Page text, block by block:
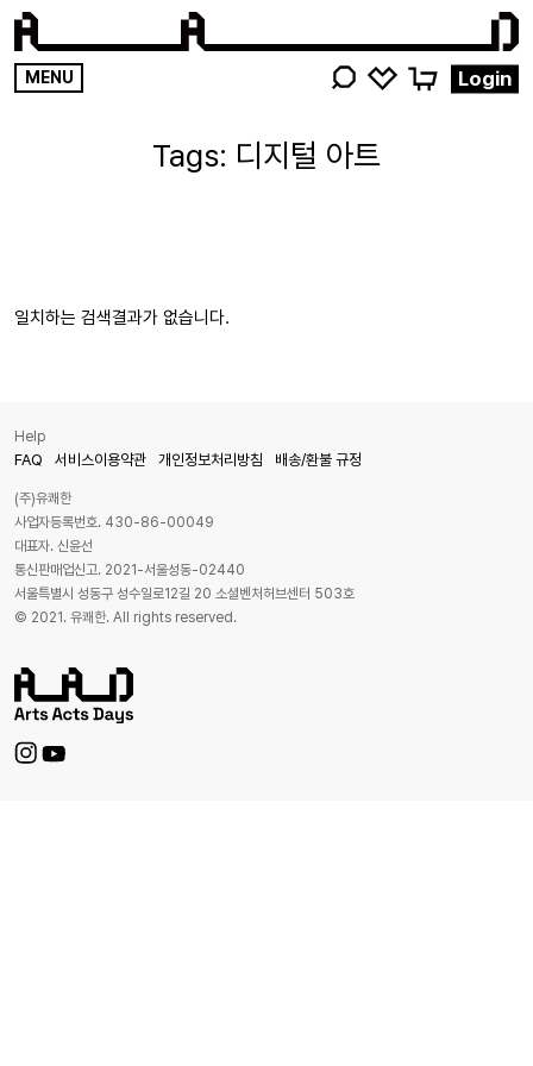
MENU
영감
주세요
Login
디지털 아트
일치하는 검색결과가 없습니다.
(주)유쾌한
사업자등록번호. 430-86-00049
대표자. 신윤선
통신판매업신고. 2021-서울성동-02440
서울특별시 성동구 성수일로12길 20 소셜벤처허브센터 503호
© 2021. 유쾌한. All rights reserved.
Help
FAQ 서비스이용약관 개인정보처리방침 배송/환불 규정